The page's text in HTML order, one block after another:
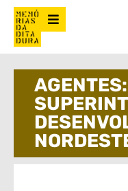
AGENTES: